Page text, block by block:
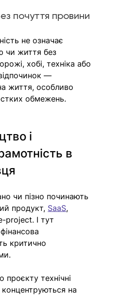
почуття провини
не означає
чи життя без
хобі, техніка або
—
життя, особливо
обмежень.
і
в
чи пізно починають
продукт, SaaS,
project. І тут
критично
проєкту технічні
концентруються на